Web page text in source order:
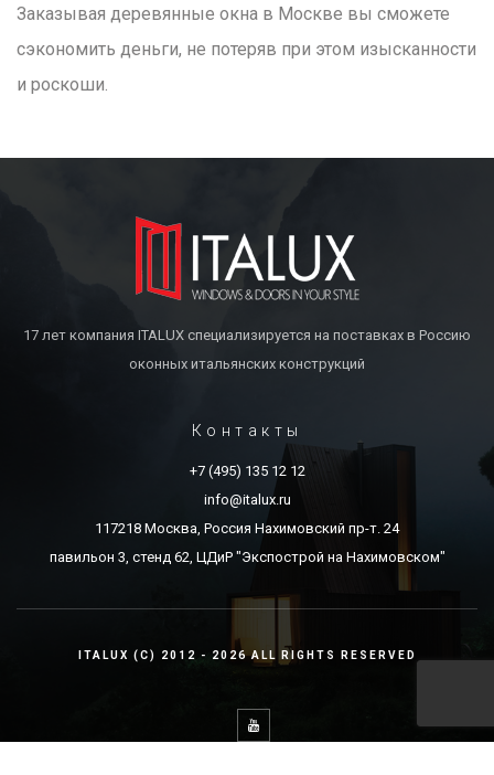
Заказывая деревянные окна в Москве вы сможете
сэкономить деньги, не потеряв при этом изысканности
и роскоши.
17 лет компания ITALUX специализируется на поставках в Россию
оконных итальянских конструкций
Контакты
+7 (495) 135 12 12
info@italux.ru
117218 Москва, Россия Нахимовский пр-т. 24
павильон 3, стенд 62, ЦДиР "Экспострой на Нахимовском"
ITALUX (C) 2012 - 2026 ALL RIGHTS RESERVED